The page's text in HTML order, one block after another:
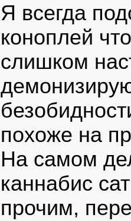
Я всегда
коноплей
слишком
похоже на
На самом
каннабис
прочим,